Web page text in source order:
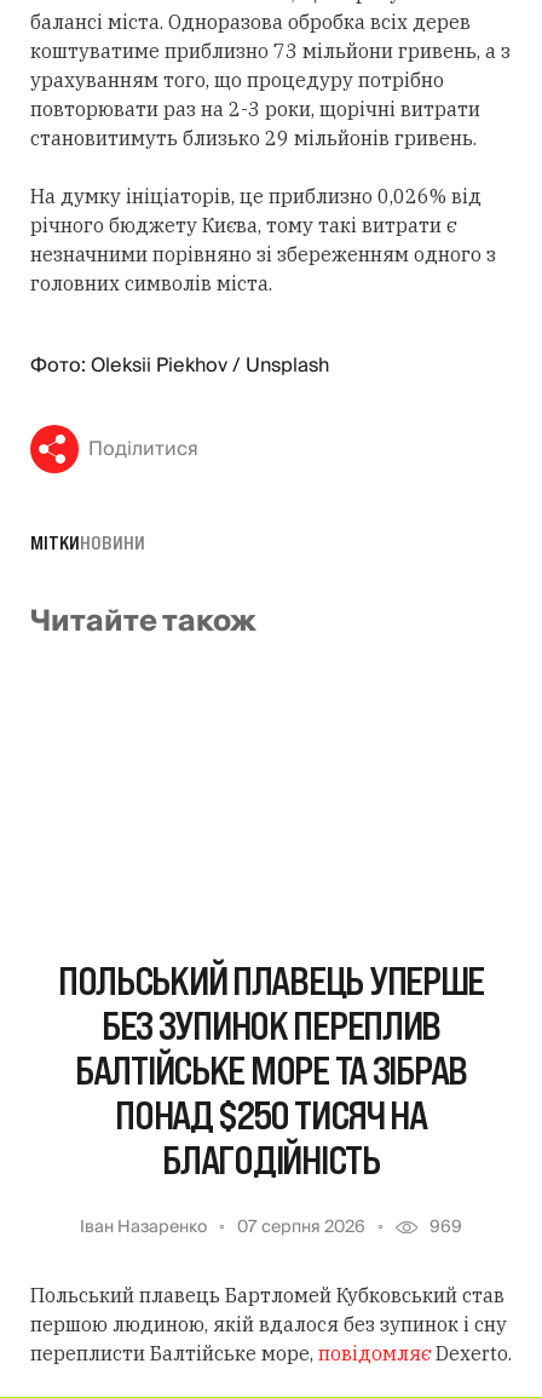
балансі міста. Одноразова обробка всіх дерев
коштуватиме приблизно 73 мільйони гривень, а з
урахуванням того, що процедуру потрібно
повторювати раз на 2-3 роки, щорічні витрати
становитимуть близько 29 мільйонів гривень.
На думку ініціаторів, це приблизно 0,026% від
річного бюджету Києва, тому такі витрати є
незначними порівняно зі збереженням одного з
головних символів міста.
Фото: Oleksii Piekhov / Unsplash
Поділитися
МІТКИНОВИНИ
Читайте також
ПОЛЬСЬКИЙ ПЛАВЕЦЬ УПЕРШЕ
БЕЗ ЗУПИНОК ПЕРЕПЛИВ
БАЛТІЙСЬКЕ МОРЕ ТА ЗІБРАВ
ПОНАД $250 ТИСЯЧ НА
БЛАГОДІЙНІСТЬ
Іван Назаренко 07 серпня 2026 969
Польський плавець Бартломей Кубковський став
першою людиною, якій вдалося без зупинок і сну
переплисти Балтійське море, повідомляєDexerto.